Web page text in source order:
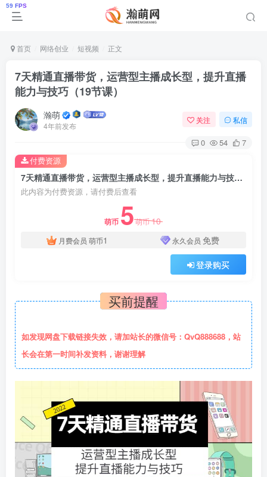
首页 网络创业 短视频 正文
7天精通直播带货，运营型主播成长型，提升直播
能力与技巧（19节课）
瀚萌
4年前发布
关注 私信
0 54 7
7天精通直播带货，运营型主播成长型，提升直播能力与技巧（19节课）
此内容为付费资源，请付费后查看
萌币 5萌币10
月费会员 萌币1 永久会员 免费
登录购买
付费资源
买前提醒
如发现网盘下载链接失效，请加站长的微信号：QvQ888688，站
长会在第一时间补发资料，谢谢理解